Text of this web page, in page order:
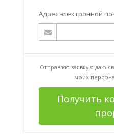
Адрес электронной
Отправляя заявку я даю
моих
Получить